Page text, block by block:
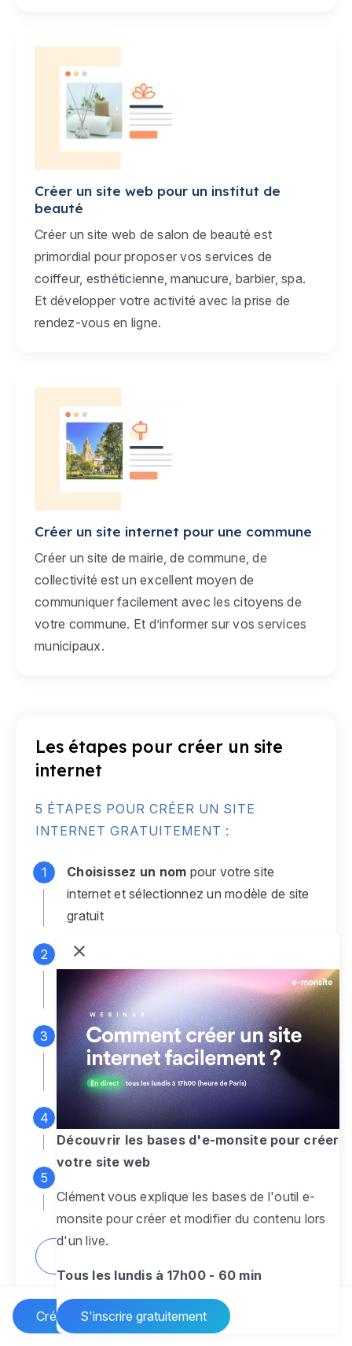
Créer un site Internet
Créer un site web pour un institut de
beauté
Créer un site web de salon de beauté est
primordial pour proposer vos services de
coiffeur, esthéticienne, manucure, barbier, spa.
Et développer votre activité avec la prise de
rendez-vous en ligne.
Créer un site internet pour une commune
Créer un site de mairie, de commune, de
collectivité est un excellent moyen de
communiquer facilement avec les citoyens de
votre commune. Et d’informer sur vos services
municipaux.
Les étapes pour créer un site
internet
5 ÉTAPES POUR CRÉER UN SITE
INTERNET GRATUITEMENT :
Choisissez un nom pour votre site
internet et sélectionnez un modèle de site
gratuit
Connectez-vous
monsite gratuit pour accéder à votre
espace d'administration
Personnalisez entièrement le
designpour créer un site web sur-mesure,
à votre image
Ajoutez des pagessans limite pour
présenter votre activité, votre passion
pour rendre votre site dynamique
Découvrir les bases d'e-monsite pour créer
votre site web
Clément vous explique les bases de l'outil e-
monsite pour créer et modifier du contenu lors
d'un live.
Tous les lundis à 17h00 - 60 min
S'inscrire gratuitement